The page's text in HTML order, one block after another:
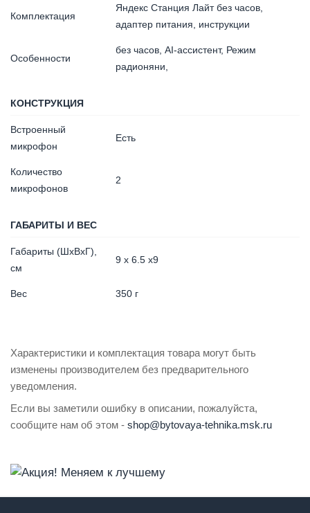
Комплектация
Яндекс Станция Лайт без часов,
адаптер питания, инструкции
Особенности
без часов, AI-ассистент, Режим
радионяни,
КОНСТРУКЦИЯ
Встроенный
микрофон
Есть
Количество
микрофонов
2
ГАБАРИТЫ И ВЕС
Габариты (ШхВхГ),
см
9 х 6.5 х9
Вес 350 г
Характеристики и комплектация товара могут быть
изменены производителем без предварительного
уведомления.
Если вы заметили ошибку в описании, пожалуйста,
сообщите нам об этом - shop@bytovaya-tehnika.msk.ru